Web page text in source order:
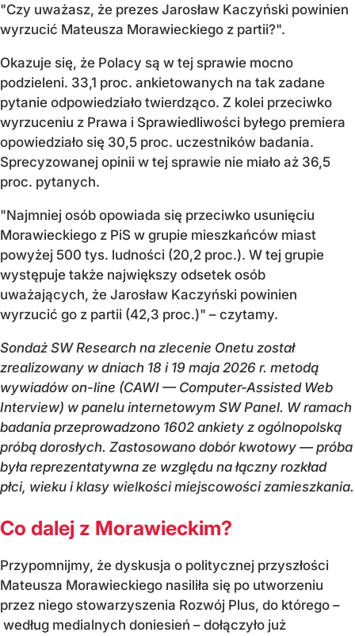
"Czy uważasz, że prezes Jarosław Kaczyński powinien
wyrzucić Mateusza Morawieckiego z partii?".
Okazuje się, że Polacy są w tej sprawie mocno
podzieleni. 33,1 proc. ankietowanych na tak zadane
pytanie odpowiedziało twierdząco. Z kolei przeciwko
wyrzuceniu z Prawa i Sprawiedliwości byłego premiera
opowiedziało się 30,5 proc. uczestników badania.
Sprecyzowanej opinii w tej sprawie nie miało aż 36,5
proc. pytanych.
"Najmniej osób opowiada się przeciwko usunięciu
Morawieckiego z PiS w grupie mieszkańców miast
powyżej 500 tys. ludności (20,2 proc.). W tej grupie
występuje także największy odsetek osób
uważających, że Jarosław Kaczyński powinien
wyrzucić go z partii (42,3 proc.)" – czytamy.
Sondaż SW Research na zlecenie Onetu został
zrealizowany w dniach 18 i 19 maja 2026 r. metodą
wywiadów on-line (CAWI — Computer-Assisted Web
Interview) w panelu internetowym SW Panel. W ramach
badania przeprowadzono 1602 ankiety z ogólnopolską
próbą dorosłych. Zastosowano dobór kwotowy — próba
była reprezentatywna ze względu na łączny rozkład
płci, wieku i klasy wielkości miejscowości zamieszkania.
Co dalej z Morawieckim?
Przypomnijmy, że dyskusja o politycznej przyszłości
Mateusza Morawieckiego nasiliła się po utworzeniu
przez niego stowarzyszenia Rozwój Plus, do którego –
według medialnych doniesień – dołączyło już